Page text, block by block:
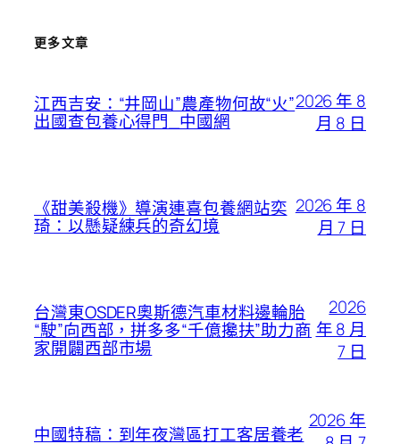
更多文章
江西吉安：“井岡山”農產物何故“火”
出國查包養心得門_中國網
2026 年 8
月 8 日
《甜美殺機》導演連喜包養網站奕
琦：以懸疑練兵的奇幻境
2026 年 8
月 7 日
台灣東OSDER奧斯德汽車材料邊輪胎
“駛”向西部，拼多多“千億攙扶”助力商
家開闢西部市場
2026
年 8 月
7 日
中國特稿：到年夜灣區打工客居養老
2026 年